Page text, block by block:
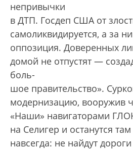
непривычки
в ДТП. Госдеп США от
самоликвидируется, а за
оппозиция. Доверенных
домой не отпустят —
боль-
шое правительство».
модернизацию, вооружив
«Наши» навигаторами
на Селигер и останутся
навсегда: не найдут